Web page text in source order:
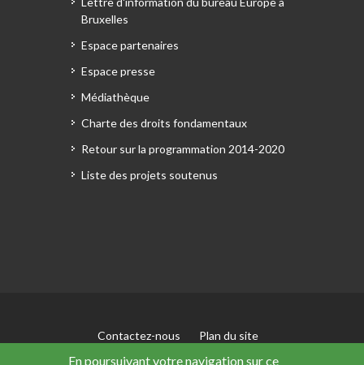
En poursuivant votre navigation sur ce
Bruxelles
Espace partenaires
Espace presse
Médiathèque
Charte des droits fondamentaux
Retour sur la programmation 2014-2020
Liste des projets soutenus
Contactez-nous
Plan du site
Mentions légales